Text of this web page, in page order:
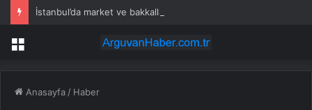
Menü
Anasayfa / Haber